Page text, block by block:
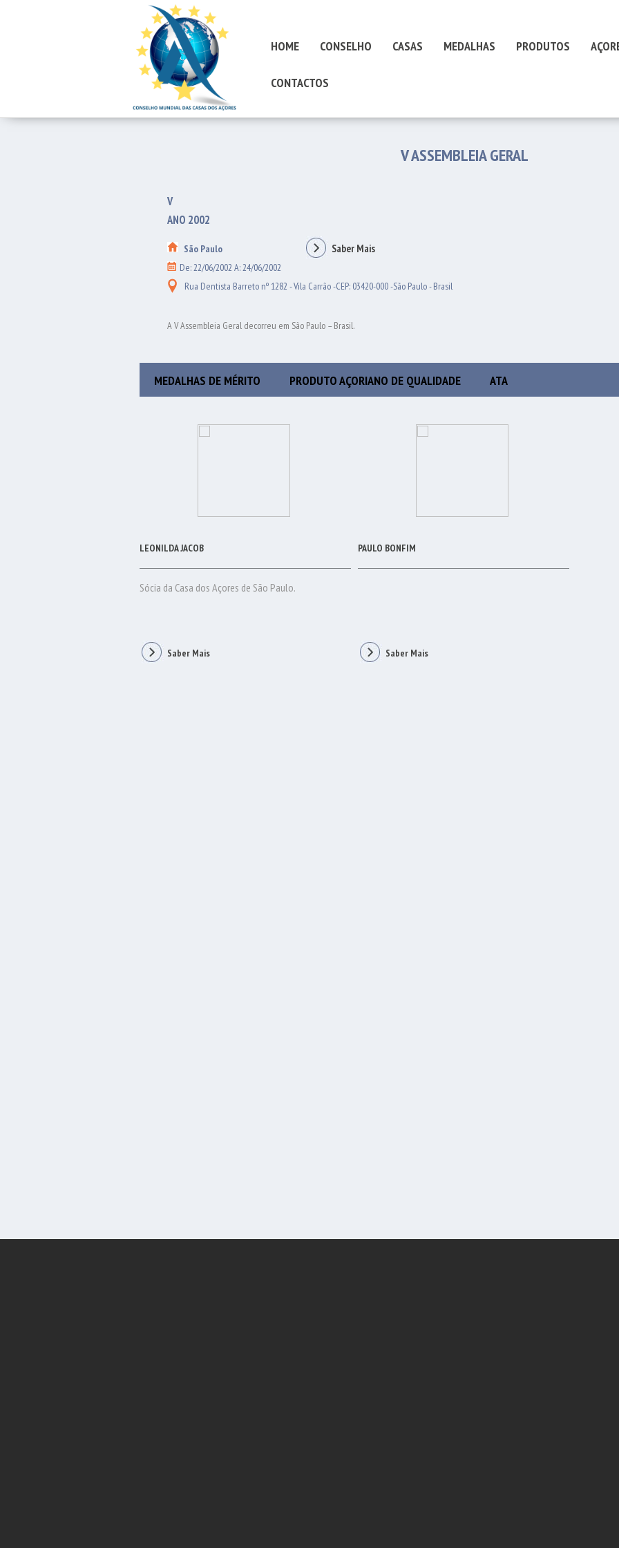
HOME CONSELHO CASAS MEDALHAS PRODUTOS
CONTACTOS
V ASSEMBLEIA GERAL
V
ANO 2002
São Paulo Saber Mais
De: 22/06/2002 A: 24/06/2002
Rua Dentista Barreto nº 1282 - Vila Carrão -CEP: 03420-000 -São Paulo - Brasil
A V Assembleia Geral decorreu em São Paulo – Brasil.
MEDALHAS DE MÉRITO PRODUTO AÇORIANO DE QUALIDADE ATA
LEONILDA JACOB
Sócia da Casa dos Açores de São Paulo.
Saber Mais
PAULO BONFIM
Saber Mais